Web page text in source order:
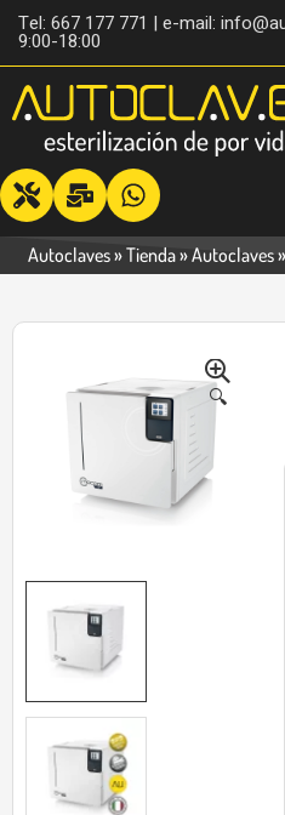
Tel: 667 177 771 | e-mail:
9:00-18:00
Autoclaves»Tienda»Autoclaves»
🔍